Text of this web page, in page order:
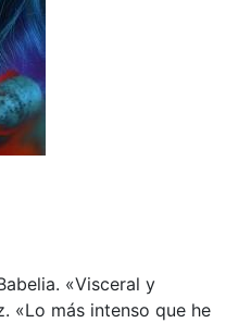
«Visceral y
«Lo más intenso que he